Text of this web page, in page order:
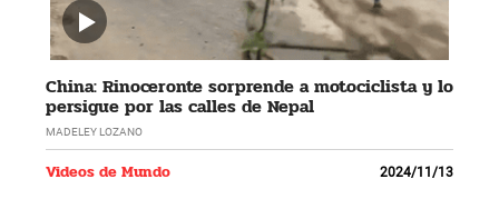
China: Rinoceronte sorprende a motociclista y lo
persigue por las calles de Nepal
MADELEY LOZANO
Videos de Mundo 2024/11/13